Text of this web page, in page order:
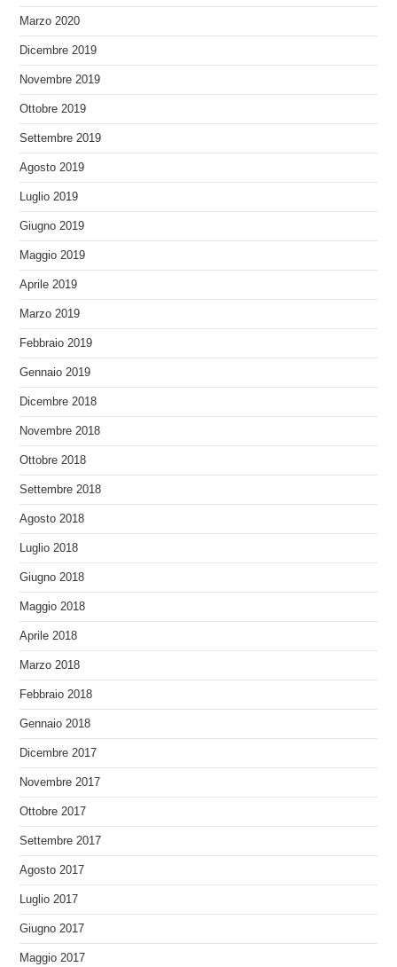
Marzo 2020
Dicembre 2019
Novembre 2019
Ottobre 2019
Settembre 2019
Agosto 2019
Luglio 2019
Giugno 2019
Maggio 2019
Aprile 2019
Marzo 2019
Febbraio 2019
Gennaio 2019
Dicembre 2018
Novembre 2018
Ottobre 2018
Settembre 2018
Agosto 2018
Luglio 2018
Giugno 2018
Maggio 2018
Aprile 2018
Marzo 2018
Febbraio 2018
Gennaio 2018
Dicembre 2017
Novembre 2017
Ottobre 2017
Settembre 2017
Agosto 2017
Luglio 2017
Giugno 2017
Maggio 2017